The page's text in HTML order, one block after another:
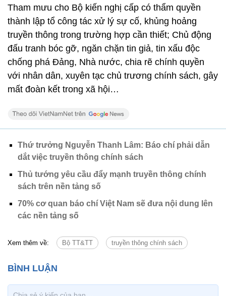
Tham mưu cho Bộ kiến nghị cấp có thẩm quyền
thành lập tổ công tác xử lý sự cố, khủng hoảng
truyền thông trong trường hợp cần thiết; Chủ động
đấu tranh bóc gỡ, ngăn chặn tin giả, tin xấu độc
chống phá Đảng, Nhà nước, chia rẽ chính quyền
với nhân dân, xuyên tạc chủ trương chính sách, gây
mất đoàn kết trong xã hội…
Thứ trưởng Nguyễn Thanh Lâm: Báo chí phải dẫn
dắt việc truyền thông chính sách
Thủ tướng yêu cầu đẩy mạnh truyền thông chính
sách trên nền tảng số
70% cơ quan báo chí Việt Nam sẽ đưa nội dung lên
các nền tảng số
Xem thêm về: Bộ TT&TT truyền thông chính sách